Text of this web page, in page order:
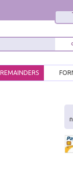
REMAINDERS
Interessato
Allora iscriviti
Sarai informato
comunque